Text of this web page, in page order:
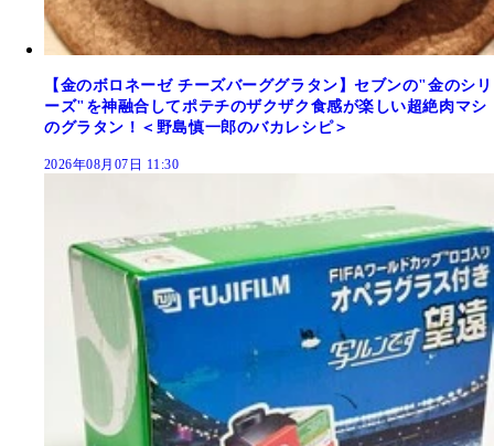
【金のボロネーゼ チーズバーググラタン】セブンの"金のシリ
ーズ"を神融合してポテチのザクザク食感が楽しい超絶肉マシ
のグラタン！＜野島慎一郎のバカレシピ＞
2026年08月07日 11:30